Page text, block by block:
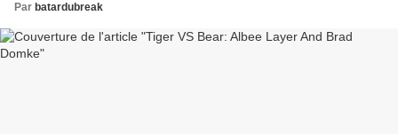
Par batardubreak